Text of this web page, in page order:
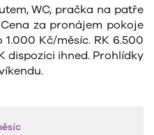
WC, pračka na patře
za pronájem pokoje
Kč/měsíc. RK 6.500
dispozici ihned. Prohlídky